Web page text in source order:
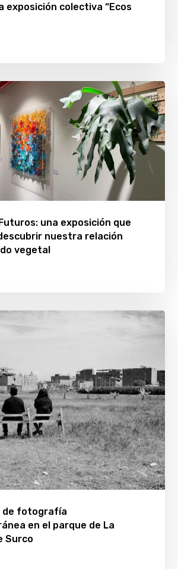
exposición colectiva “Ecos
una exposición que
nuestra relación
vegetal
de fotografía
en el parque de La
Surco